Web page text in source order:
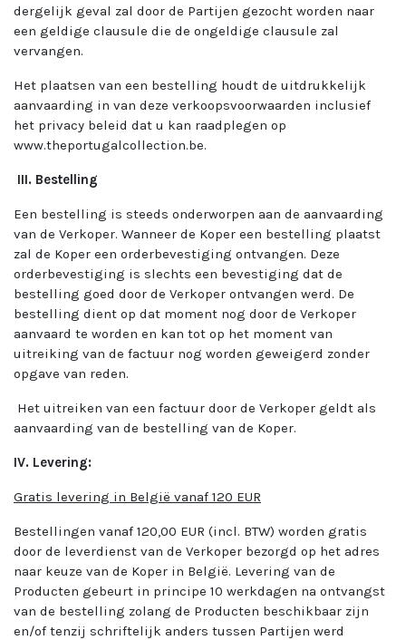
dergelijk geval zal door de Partijen gezocht worden naar
een geldige clausule die de ongeldige clausule zal
vervangen.
Het plaatsen van een bestelling houdt de uitdrukkelijk
aanvaarding in van deze verkoopsvoorwaarden inclusief
het privacy beleid dat u kan raadplegen op
www.theportugalcollection.be.
III. Bestelling
Een bestelling is steeds onderworpen aan de aanvaarding
van de Verkoper. Wanneer de Koper een bestelling plaatst
zal de Koper een orderbevestiging ontvangen. Deze
orderbevestiging is slechts een bevestiging dat de
bestelling goed door de Verkoper ontvangen werd. De
bestelling dient op dat moment nog door de Verkoper
aanvaard te worden en kan tot op het moment van
uitreiking van de factuur nog worden geweigerd zonder
opgave van reden.
Het uitreiken van een factuur door de Verkoper geldt als
aanvaarding van de bestelling van de Koper.
IV. Levering:
Gratis levering in België vanaf 120 EUR
Bestellingen vanaf 120,00 EUR (incl. BTW) worden gratis
door de leverdienst van de Verkoper bezorgd op het adres
naar keuze van de Koper in België. Levering van de
Producten gebeurt in principe 10 werkdagen na ontvangst
van de bestelling zolang de Producten beschikbaar zijn
en/of tenzij schriftelijk anders tussen Partijen werd